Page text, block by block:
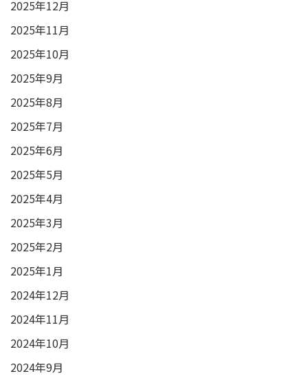
2025年12月
2025年11月
2025年10月
2025年9月
2025年8月
2025年7月
2025年6月
2025年5月
2025年4月
2025年3月
2025年2月
2025年1月
2024年12月
2024年11月
2024年10月
2024年9月